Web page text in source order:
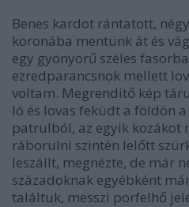
Benes kardot rántatott,
koronába mentünk át és
egy gyönyörű széles
ezredparancsnok mellett
voltam. Megrendítő kép
ló és lovas feküdt a földön
patrulból, az egyik kozákot
ráborulni szintén lelőtt
leszállt, megnézte, de már
századoknak egyébként
találtuk, messzi porfelhő